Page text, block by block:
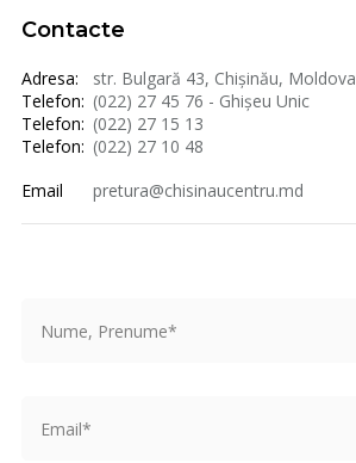
Contacte
Adresa:
str. Bulgară 43, Chișinău, Moldova
Telefon: (022) 27 45 76 - Ghișeu Unic
Telefon: (022) 27 15 13
Telefon: (022) 27 10 48
Email
pretura@chisinaucentru.md